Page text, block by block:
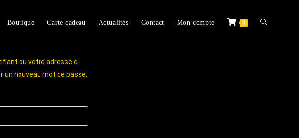
Boutique Carte cadeau Actualités Contact Mon compte 0
ou votre adresse e-
un nouveau mot de passe.